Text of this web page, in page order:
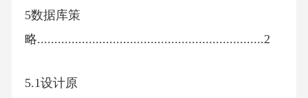
5数据库策
略..................................................................2
5.1设计原